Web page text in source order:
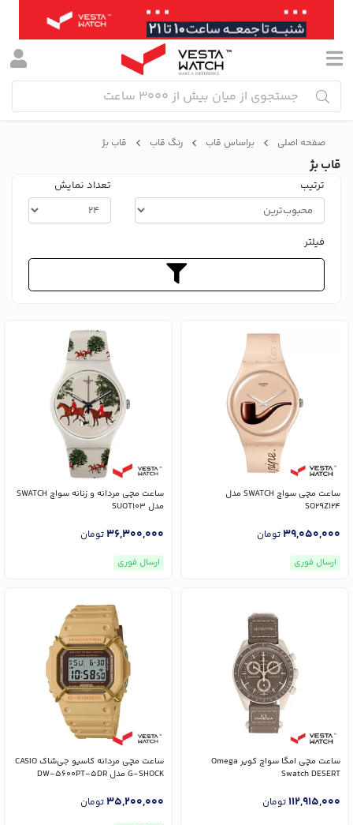
صفحه اصلی براساس قاب رنگ قاب قاب بژ
قاب بژ
ترتیب تعداد نمایش
فیلتر
ساعت مچی سواچ SWATCH مدل
SO29Z124
39,050,000تومان
ارسال فوری
ساعت مچی مردانه و زنانه سواچ SWATCH
مدل SUOT103
36,300,000تومان
ارسال فوری
ساعت مچی امگا سواچ کویر Omega
Swatch DESERT
112,915,000تومان
ساعت مچی مردانه کاسیو جی‌شاک CASIO
G-SHOCK مدل DW-5600PT-5DR
35,200,000تومان